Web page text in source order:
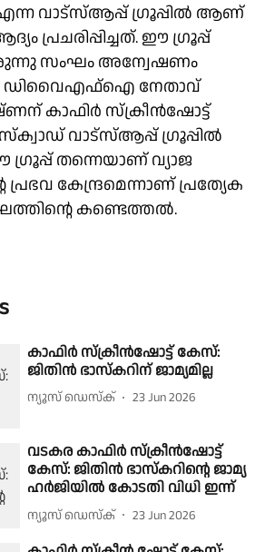
വാട്സ്ആപ്പ് ​ഗ്രൂപ്പിൽ ആണ്
പ്രചരിപ്പിച്ചത്. ഈ ​ഗ്രൂപ്പ്
സംഘം അന്വേഷണം
ഡിവൈഎഫ്ഐ നേതാവ്
കാഫിർ സ്‌ക്രീൻഷോട്ട്
വാട്സ്ആപ്പ് ഗ്രൂപ്പിൽ
ഗ്രൂപ്പ്‌ തന്നെയാണ് വ്യാജ
പ്രഭവ കേന്ദ്രമെന്നാണ് പ്രത്യേക
കണ്ടെത്തൽ.
കാഫിർ സ്‌ക്രീൻഷോട്ട് കേസ്:
ജിതിൻ ഭാസ്‌കറിന് ജാമ്യമില്ല
ന്യൂസ് ഡെസ്ക് 23 Jun 2026
വടകര കാഫിർ സ്‌ക്രീൻഷോട്ട്
കേസ്: ജിതിൻ ഭാസ്‌കറിൻ്റെ ജാമ്യ
ഹർജിയിൽ കോടതി വിധി ഇന്ന്
ന്യൂസ് ഡെസ്ക് 23 Jun 2026